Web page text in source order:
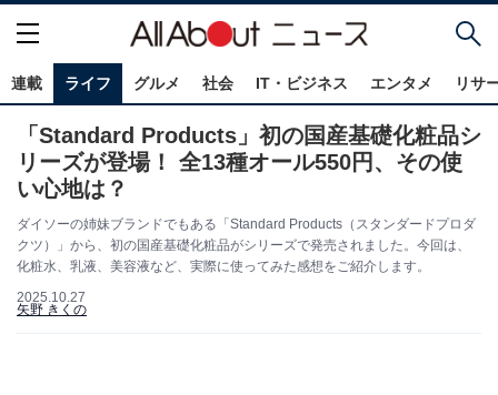
連載 ライフ グルメ 社会 IT・ビジネス エンタメ リサ
「Standard Products」初の国産基礎化粧品シ
リーズが登場！ 全13種オール550円、その使
い心地は？
ダイソーの姉妹ブランドでもある「Standard Products（スタンダードプロダ
クツ）」から、初の国産基礎化粧品がシリーズで発売されました。今回は、
化粧水、乳液、美容液など、実際に使ってみた感想をご紹介します。
2025.10.27
矢野 きくの